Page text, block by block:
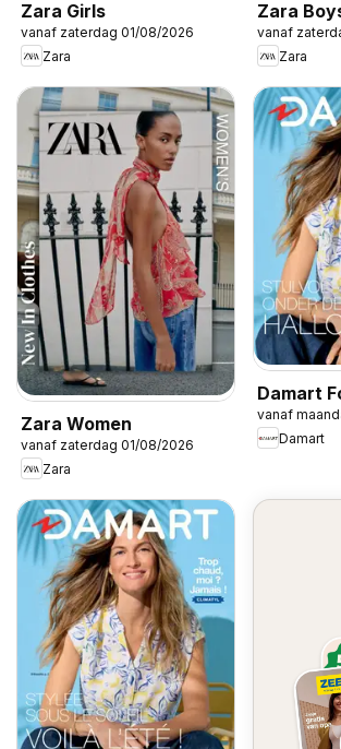
Zara Girls
vanaf zaterdag 01/08/2026
Zara
Zara
vanaf
Zara
Zara Women
vanaf zaterdag 01/08/2026
Zara
Damart
vanaf
Damart